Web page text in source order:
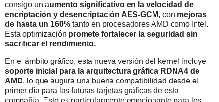
consigo un aumento significativo en la velocidad de
encriptación y desencriptación AES-GCM, con mejoras
de hasta un 160% tanto en procesadores AMD como Intel.
Esta optimización promete fortalecer la seguridad sin
sacrificar el rendimiento.
En el ámbito gráfico, esta nueva versión del kernel incluye
soporte inicial para la arquitectura gráfica RDNA4 de
AMD, lo que augura una buena compatibilidad desde el
primer día para las futuras tarjetas gráficas de esta
compañía. Esto es particularmente emocionante para los